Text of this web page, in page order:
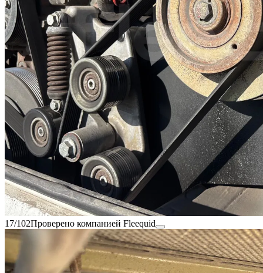
17/102Проверено компанией Fleequid